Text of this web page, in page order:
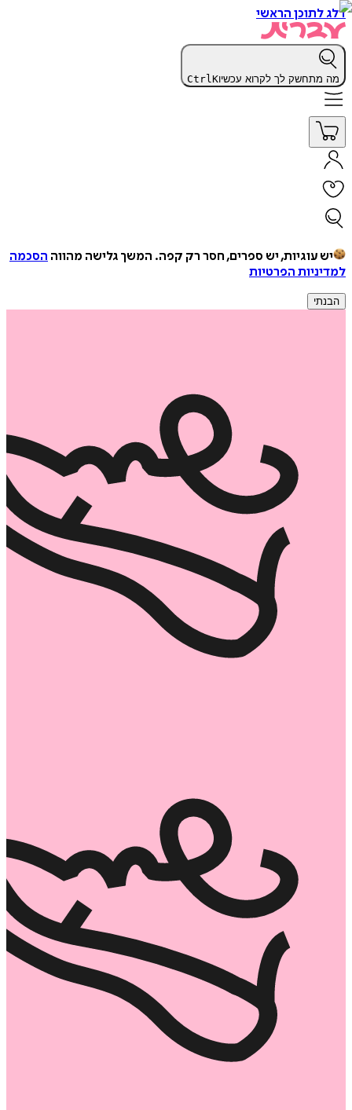
דלג לתוכן הראשי
מה מתחשק לך לקרוא עכשיו CtrlK
יש עוגיות, יש ספרים, חסר רק קפה. המשך גלישה מהווה הסכמה
למדיניות הפרטיות
הבנתי